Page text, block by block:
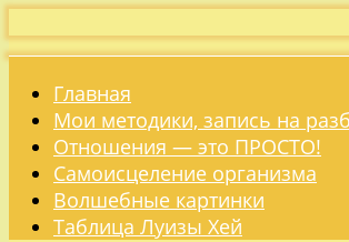
Главная
Мои методики, запись на
Отношения — это ПРОСТО!
Самоисцеление организма
Волшебные картинки
Таблица Луизы Хей